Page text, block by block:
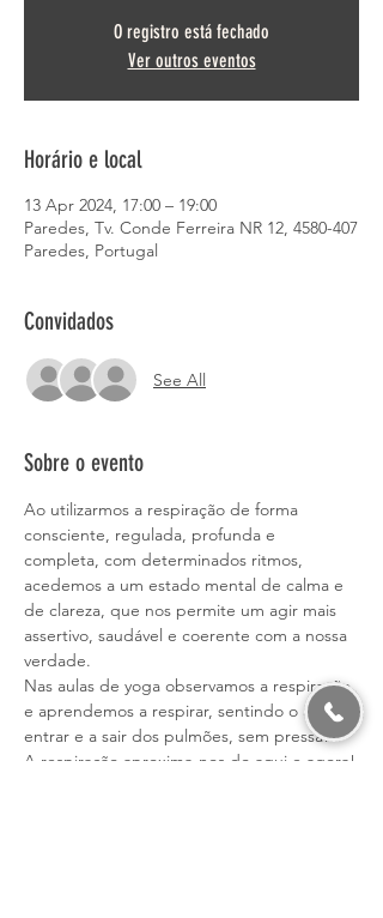
O registro está fechado
Ver outros eventos
Horário e local
13 Apr 2024, 17:00 – 19:00
Paredes, Tv. Conde Ferreira NR 12, 4580-407
Paredes, Portugal
Convidados
See All
Sobre o evento
Ao utilizarmos a respiração de forma
consciente, regulada, profunda e
completa, com determinados ritmos,
acedemos a um estado mental de calma e
de clareza, que nos permite um agir mais
assertivo, saudável e coerente com a nossa
verdade.
Nas aulas de yoga observamos a respiração
e aprendemos a respirar, sentindo o ar a
entrar e a sair dos pulmões, sem pressa!
A respiração aproxima-nos do aqui e agora!